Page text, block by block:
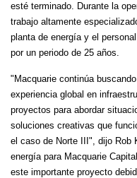
esté terminado. Durante la
trabajo altamente
planta de energía y el
por un periodo de 25 años.
"Macquarie continúa
experiencia global en
proyectos para abordar
soluciones creativas que
el caso de Norte III", dijo Rob
energía para Macquarie
este importante proyecto